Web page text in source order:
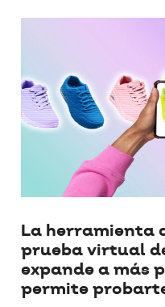
La herramienta
prueba virtual
expande a más
permite